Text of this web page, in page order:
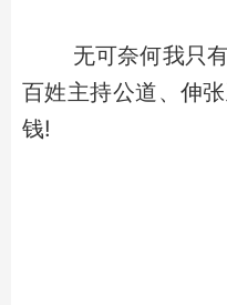
无可奈何我只
百姓主持公道、伸
钱!
求助人